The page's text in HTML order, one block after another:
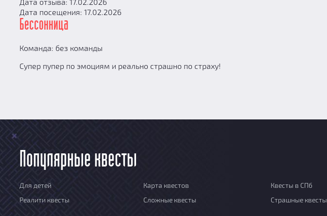
Дата посещения: 17.02.2026
Бессонница
Команда: без команды
Супер пупер по эмоциям и реально страшно по страху!
Популярные квесты
Для детей Карта квестов Квесты в СПб
Реалити квесты
Сложные квесты Страшные квесты